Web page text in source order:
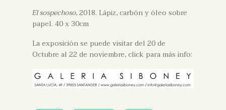
El sospechoso,2018. Lápiz, carbón y óleo sobre
papel. 40 x 30cm
La exposición se puede visitar del 20 de
Octubre al 22 de noviembre, click para más info: